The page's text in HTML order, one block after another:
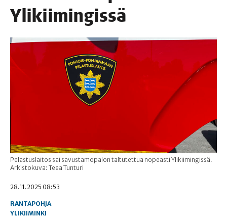
Ylikiimingissä
Pelastuslaitos sai savustamopalon taltutettua nopeasti Ylikiimingissä.
Arkistokuva: Teea Tunturi
28.11.2025 08:53
RANTAPOHJA
YLIKIIMINKI